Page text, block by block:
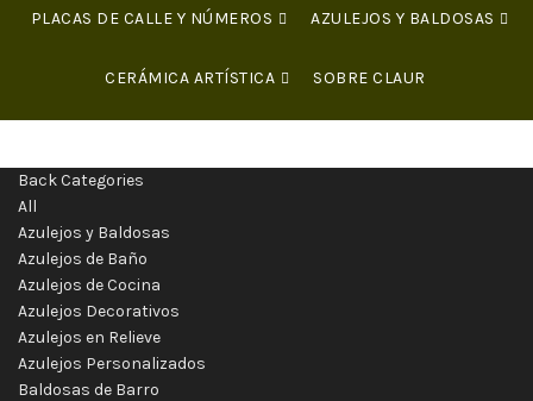
PLACAS DE CALLE Y NÚMEROS AZULEJOS Y BALDOSAS
CERÁMICA ARTÍSTICA SOBRE CLAUR
Back Categories
All
Azulejos y Baldosas
Azulejos de Baño
Azulejos de Cocina
Azulejos Decorativos
Azulejos en Relieve
Azulejos Personalizados
Baldosas de Barro